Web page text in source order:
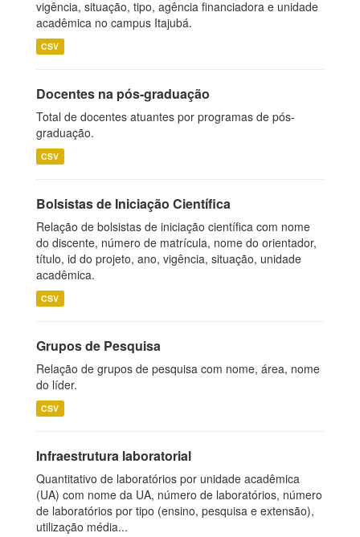
vigência, situação, tipo, agência financiadora e unidade
acadêmica no campus Itajubá.
CSV
Docentes na pós-graduação
Total de docentes atuantes por programas de pós-
graduação.
CSV
Bolsistas de Iniciação Científica
Relação de bolsistas de iniciação científica com nome
do discente, número de matrícula, nome do orientador,
título, id do projeto, ano, vigência, situação, unidade
acadêmica.
CSV
Grupos de Pesquisa
Relação de grupos de pesquisa com nome, área, nome
do líder.
CSV
Infraestrutura laboratorial
Quantitativo de laboratórios por unidade acadêmica
(UA) com nome da UA, número de laboratórios, número
de laboratórios por tipo (ensino, pesquisa e extensão),
utilização média...